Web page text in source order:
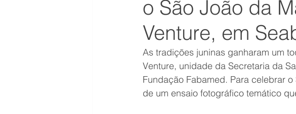
o São João da
Venture, em
As tradições juninas ganharam um
Venture, unidade da Secretaria da
Fundação Fabamed. Para celebrar
de um ensaio fotográfico temático